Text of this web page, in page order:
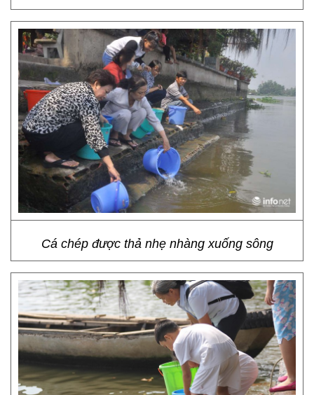
Cá chép được thả nhẹ nhàng xuống sông